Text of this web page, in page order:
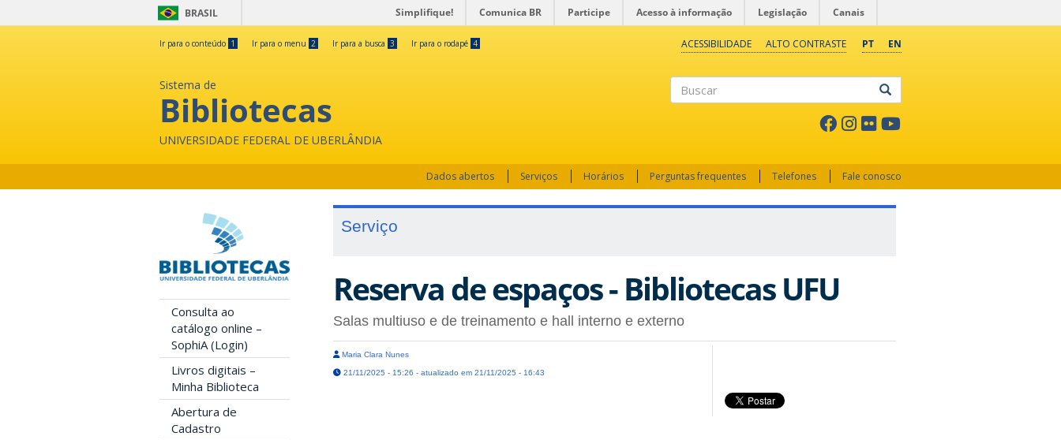
BRASIL Simplifique! Comunica BR Participe Acesso à informação Legislação Canais
Ir para o conteúdo 1 Ir para o menu 2 Ir para a busca 3 Ir para o rodapé 4 PT EN
ACESSIBILIDADE ALTO CONTRASTE
Sistema de
Bibliotecas
UNIVERSIDADE FEDERAL DE UBERLÂNDIA
Dados abertos Serviços Horários Perguntas frequentes Telefones Fale conosco
Consulta ao
catálogo online –
SophiA (Login)
Livros digitais –
Minha Biblioteca
Abertura de
Cadastro
Serviço
Reserva de espaços - Bibliotecas UFU
Salas multiuso e de treinamento e hall interno e externo
Maria Clara Nunes
21/11/2025 - 15:26 - atualizado em 21/11/2025 - 16:43